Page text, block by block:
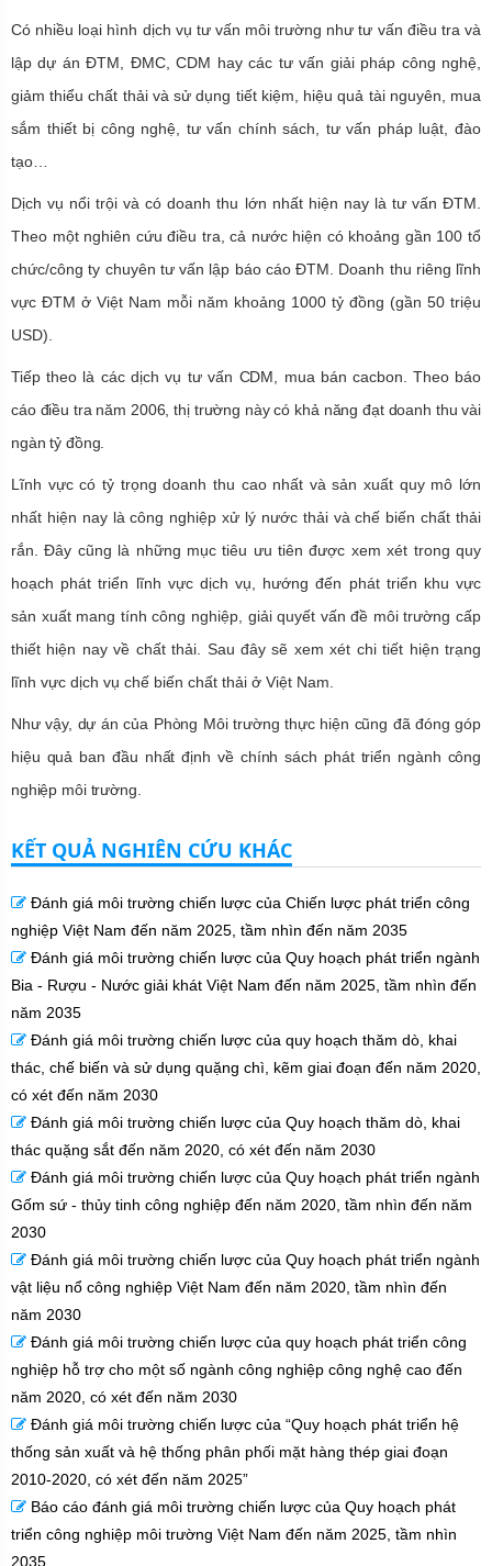
Có nhiều loại hình dịch vụ tư vấn môi trường như tư vấn điều tra và
lập dự án ĐTM, ĐMC, CDM hay các tư vấn giải pháp công nghệ,
giảm thiểu chất thải và sử dụng tiết kiệm, hiệu quả tài nguyên, mua
sắm thiết bị công nghệ, tư vấn chính sách, tư vấn pháp luật, đào
tạo…
Dịch vụ nổi trội và có doanh thu lớn nhất hiện nay là tư vấn ĐTM.
Theo một nghiên cứu điều tra, cả nước hiện có khoảng gần 100 tổ
chức/công ty chuyên tư vấn lập báo cáo ĐTM. Doanh thu riêng lĩnh
vực ĐTM ở Việt Nam mỗi năm khoảng 1000 tỷ đồng (gần 50 triệu
USD).
Tiếp theo là các dịch vụ tư vấn CDM, mua bán cacbon. Theo báo
cáo điều tra năm 2006, thị trường này có khả năng đạt doanh thu vài
ngàn tỷ đồng.
Lĩnh vực có tỷ trọng doanh thu cao nhất và sản xuất quy mô lớn
nhất hiện nay là công nghiệp xử lý nước thải và chế biến chất thải
rắn. Đây cũng là những mục tiêu ưu tiên được xem xét trong quy
hoạch phát triển lĩnh vực dịch vụ, hướng đến phát triển khu vực
sản xuất mang tính công nghiệp, giải quyết vấn đề môi trường cấp
thiết hiện nay về chất thải. Sau đây sẽ xem xét chi tiết hiện trạng
lĩnh vực dịch vụ chế biến chất thải ở Việt Nam.
Như vậy, dự án của Phòng Môi trường thực hiện cũng đã đóng góp
hiệu quả ban đầu nhất định về chính sách phát triển ngành công
nghiệp môi trường.
KẾT QUẢ NGHIÊN CỨU KHÁC
Đánh giá môi trường chiến lược của Chiến lược phát triển công
nghiệp Việt Nam đến năm 2025, tầm nhìn đến năm 2035
Đánh giá môi trường chiến lược của Quy hoạch phát triển ngành
Bia - Rượu - Nước giải khát Việt Nam đến năm 2025, tầm nhìn đến
năm 2035
Đánh giá môi trường chiến lược của quy hoạch thăm dò, khai
thác, chế biến và sử dụng quặng chì, kẽm giai đoạn đến năm 2020,
có xét đến năm 2030
Đánh giá môi trường chiến lược của Quy hoạch thăm dò, khai
thác quặng sắt đến năm 2020, có xét đến năm 2030
Đánh giá môi trường chiến lược của Quy hoạch phát triển ngành
Gốm sứ - thủy tinh công nghiệp đến năm 2020, tầm nhìn đến năm
2030
Đánh giá môi trường chiến lược của Quy hoạch phát triển ngành
vật liệu nổ công nghiệp Việt Nam đến năm 2020, tầm nhìn đến
năm 2030
Đánh giá môi trường chiến lược của quy hoạch phát triển công
nghiệp hỗ trợ cho một số ngành công nghiệp công nghệ cao đến
năm 2020, có xét đến năm 2030
Đánh giá môi trường chiến lược của “Quy hoạch phát triển hệ
thống sản xuất và hệ thống phân phối mặt hàng thép giai đoạn
2010-2020, có xét đến năm 2025”
Báo cáo đánh giá môi trường chiến lược của Quy hoạch phát
triển công nghiệp môi trường Việt Nam đến năm 2025, tầm nhìn
2035